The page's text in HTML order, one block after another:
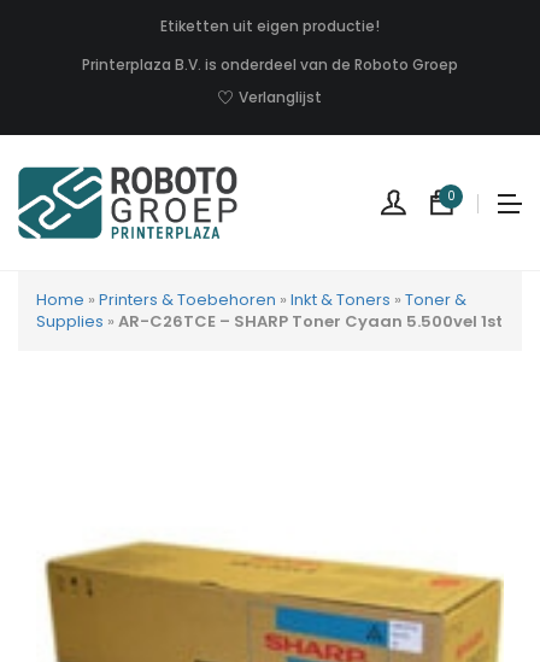
Etiketten uit eigen productie!
Printerplaza B.V. is onderdeel van de Roboto Groep
Verlanglijst
0
Home » Printers & Toebehoren » Inkt & Toners » Toner &
Supplies » AR-C26TCE – SHARP Toner Cyaan 5.500vel 1st